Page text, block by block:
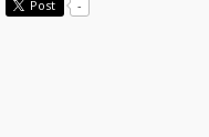
Post -